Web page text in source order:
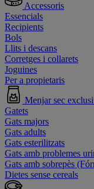
Accessoris
Essencials
Recipients
Bols
Llits i descans
Corretges i collarets
Joguines
Per a propietaris
Menjar sec
Gatets
Gats majors
Gats adults
Gats esterilitzats
Gats amb problemes
Gats amb sobrepès
Dietes sense cereals